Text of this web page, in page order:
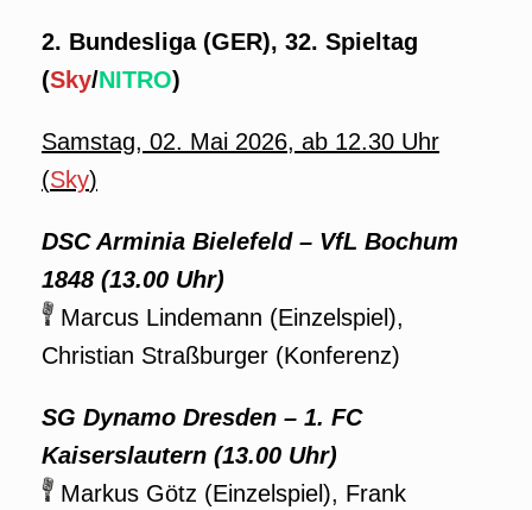
2. Bundesliga (GER), 32. Spieltag
(Sky/NITRO)
Samstag, 02. Mai 2026, ab 12.30 Uhr
(Sky)
DSC Arminia Bielefeld – VfL Bochum
1848 (13.00 Uhr)
Marcus Lindemann (Einzelspiel),
Christian Straßburger (Konferenz)
SG Dynamo Dresden – 1. FC
Kaiserslautern (13.00 Uhr)
Markus Götz (Einzelspiel), Frank